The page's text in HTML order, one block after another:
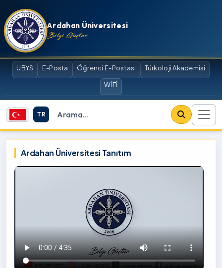
İçeriğe atla
Ardahan Üniversitesi
Bilgi Güçtür
UBYS E-Posta Öğrenci E-Postası Türkoloji Akademisi
WİFİ
TR
Site içi arama
Ardahan Üniversitesi
Ardahan Üniversitesi Tanıtım